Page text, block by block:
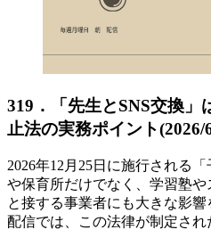
319．「先生とSNS交換」
止法の実務ポイント(2026/
2026年12月25日に施行される
や保育所だけでなく、学習塾
と接する事業者にも大きな影
配信では、この法律が制定さ